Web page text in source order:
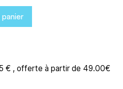
€ , offerte à partir de 49.00€